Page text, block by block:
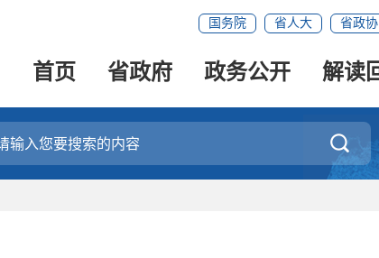
国务院 省人大 省政协
首页 省政府 政务公开 解读
